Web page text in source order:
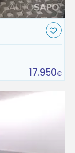
17.950€